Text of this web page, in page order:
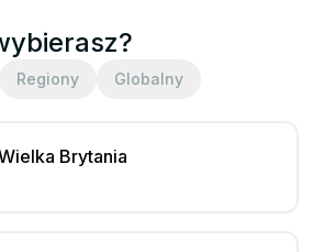
Regiony Globalny
Brytania